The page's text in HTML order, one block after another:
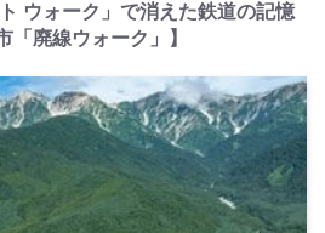
ウォーク」で消えた鉄道の記憶
「廃線ウォーク」】